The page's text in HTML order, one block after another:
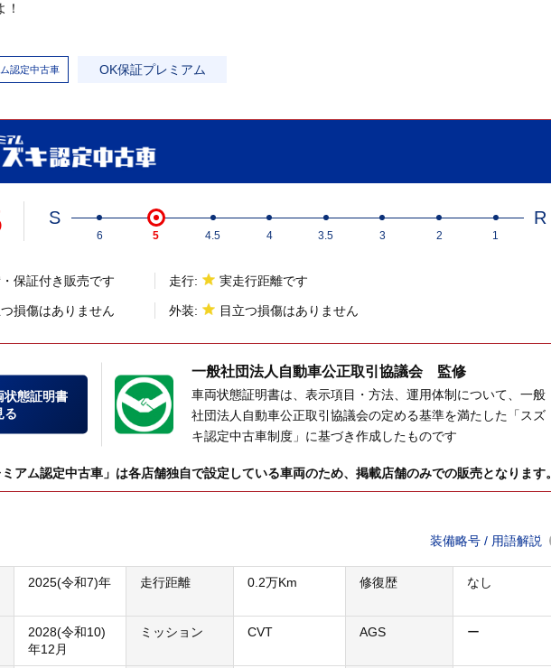
！
認定中古車 OK保証プレミアム
S R
6 5 4.5 4 3.5 3 2 1
保証付き販売です 走行: 実走行距離です
損傷はありません 外装: 目立つ損傷はありません
状態証明書
る
一般社団法人 自動車公正取引協議会 監修
車両状態証明書は、表示項目・方法、運用体制について、一般
社団法人自動車公正取引協議会の定める基準を満たした「スズ
キ認定中古車制度」に基づき作成したものです
アム認定中古車」は各店舗独自で設定している車両のため、掲載店舗のみでの販売となります
装備略号 / 用語解説
2025(令和7)年 走行距離 0.2万Km 修復歴 なし
2028(令和10)
年12月
ミッション CVT AGS ー